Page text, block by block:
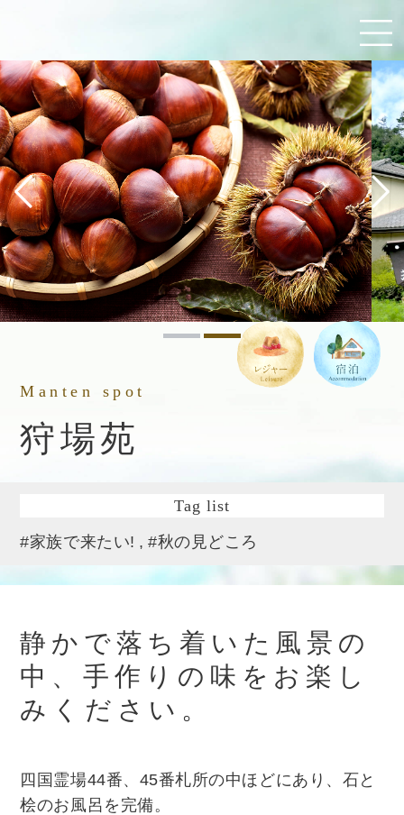
Manten spot
狩場苑
Tag list
#家族で来たい!
#秋の見どころ
静かで落ち着いた風景の
中、手作りの味をお楽し
みください。
四国霊場44番、45番札所の中ほどにあり、石と
桧のお風呂を完備。